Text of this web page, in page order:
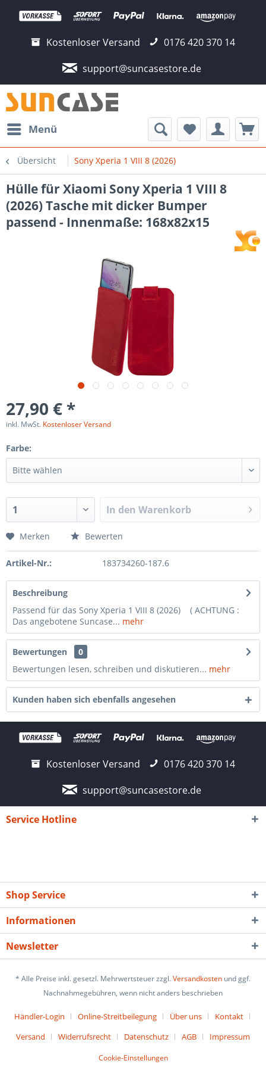
Kostenloser Versand
0176 420 370 14
support@suncasestore.de
Menü
Übersicht Sony Xperia 1 VIII 8 (2026)
Hülle für Xiaomi Sony Xperia 1 VIII 8
(2026) Tasche mit dicker Bumper
passend - Innenmaße: 168x82x15
27,90 € *
inkl. MwSt. Kostenloser Versand
Farbe:
In den Warenkorb
Merken Bewerten
Artikel-Nr.: 183734260-187.6
Beschreibung
Passend für das Sony Xperia 1 VIII 8 (2026) ( ACHTUNG :
Das angebotene Suncase... mehr
Bewertungen
0
Bewertungen lesen, schreiben und diskutieren... mehr
Kunden haben sich ebenfalls angesehen
Kostenloser Versand
0176 420 370 14
support@suncasestore.de
Service Hotline
Shop Service
Informationen
Newsletter
* Alle Preise inkl. gesetzl. Mehrwertsteuer zzgl.Versandkosten und ggf.
Nachnahmegebühren, wenn nicht anders beschrieben
Händler-Login Online-Streitbeilegung Über uns
Kontakt
Versand
Widerrufsrecht Datenschutz AGB Impressum
Cookie-Einstellungen